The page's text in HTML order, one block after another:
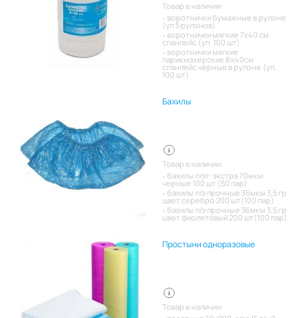
Товар в наличии:
воротнички бумажные в рулоне
(уп 5 рулонов)
воротнички мягкие 7х40 см
спанлейс (уп. 100 шт)
воротнички мягкие
парикмахерские 8х40см
спанлейс черные в рулоне (уп.
100 шт)
Бахилы
Товар в наличии:
бахилы п/эт. экстра 70мкм
черные 100 шт (50 пар)
бахилы п/э прочные 36мкм 3,5 гр
цвет серебро 200 шт(100 пар)
бахилы п/э прочные 36мкм 3,5 гр
цвет фиолетовый 200 шт(100 пар)
Простыни одноразовые
Товар в наличии: